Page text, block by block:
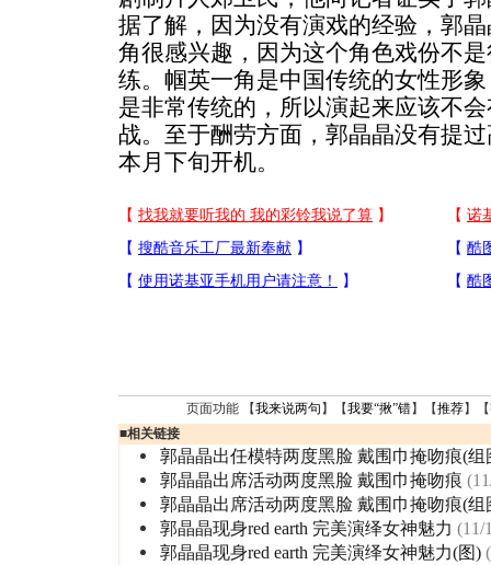
据了解，因为没有演戏的经验，郭
角很感兴趣，因为这个角色戏份不
练。帼英一角是中国传统的女性形
是非常传统的，所以演起来应该不
战。至于酬劳方面，郭晶晶没有提
本月下旬开机。
页面功能 【我来说两句 】【我要“揪”错】【推荐】
■相关链接
郭晶晶出任模特两度黑脸 戴围巾掩吻痕(组
郭晶晶出席活动两度黑脸 戴围巾掩吻痕
郭晶晶出席活动两度黑脸 戴围巾掩吻痕(组
郭晶晶现身red earth 完美演绎女神魅力 (11/
郭晶晶现身red earth 完美演绎女神魅力(图)